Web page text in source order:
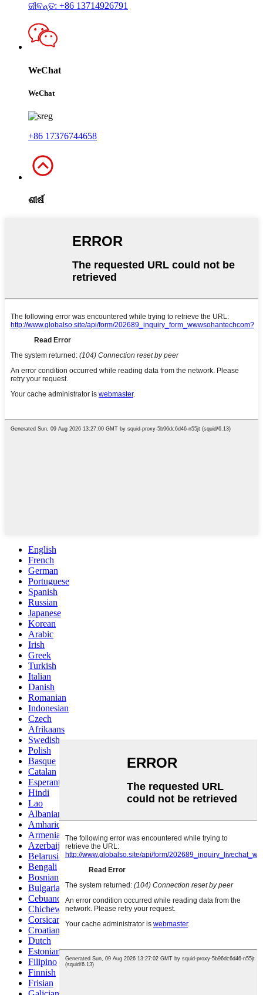
ଜୀବନ୍ତ: +86 13714926791
WeChat
WeChat
+86 17376744658
ଶୀର୍ଷ
English
French
German
Portuguese
Spanish
Russian
Japanese
Korean
Arabic
Irish
Greek
Turkish
Italian
Danish
Romanian
Indonesian
Czech
Afrikaans
Swedish
Polish
Basque
Catalan
Esperanto
Hindi
Lao
Albanian
Amharic
Armenian
Azerbaijani
Belarusian
Bengali
Bosnian
Bulgarian
Cebuano
Chichewa
Corsican
Croatian
Dutch
Estonian
Filipino
Finnish
Frisian